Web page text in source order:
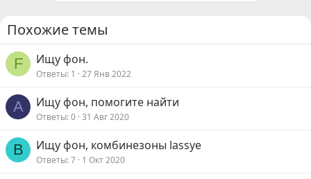
Похожие темы
F Ищу фон.
Ответы 1 27 Янв 2022
A Ищу фон, помогите найти
Ответы 0 31 Авг 2020
В Ищу фон, комбинезоны lassye
Ответы 7 1 Окт 2020